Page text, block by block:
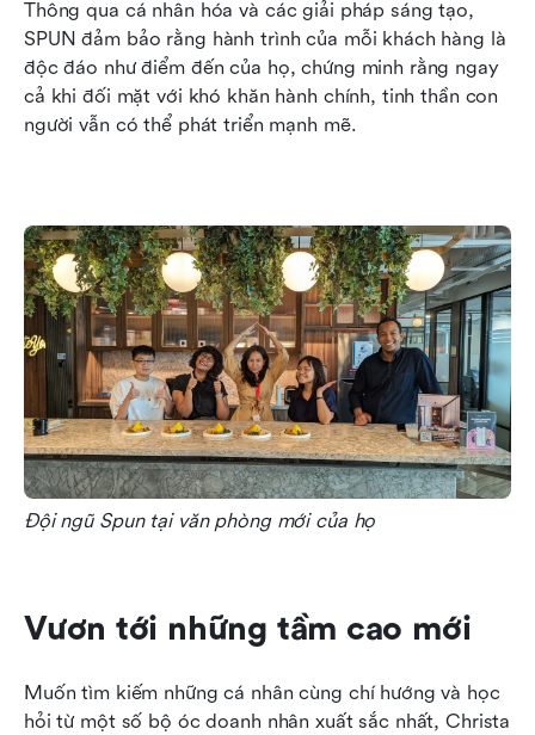
Thông qua cá nhân hóa và các giải pháp sáng tạo,
SPUN đảm bảo rằng hành trình của mỗi khách hàng là
độc đáo như điểm đến của họ, chứng minh rằng ngay
cả khi đối mặt với khó khăn hành chính, tinh thần con
người vẫn có thể phát triển mạnh mẽ.
Đội ngũ Spun tại văn phòng mới của họ
Vươn tới những tầm cao mới
Muốn tìm kiếm những cá nhân cùng chí hướng và học
hỏi từ một số bộ óc doanh nhân xuất sắc nhất, Christa